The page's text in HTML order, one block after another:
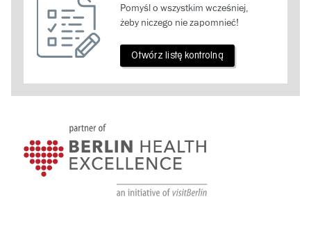
Pomyśl o wszystkim wcześniej,
żeby niczego nie zapomnieć!
Otwórz listę kontrolną